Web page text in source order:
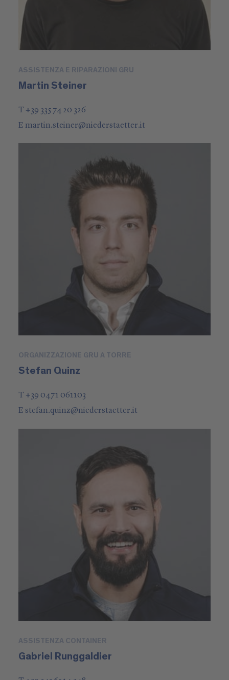
ASSISTENZA E RIPARAZIONI GRU
Martin Steiner
T +39 335 74 20 326
E martin.steiner@niederstaetter.it
ORGANIZZAZIONE GRU A TORRE
Stefan Quinz
T +39 0471 061103
Estefan.quinz@niederstaetter.it
ASSISTENZA CONTAINER
Gabriel Runggaldier